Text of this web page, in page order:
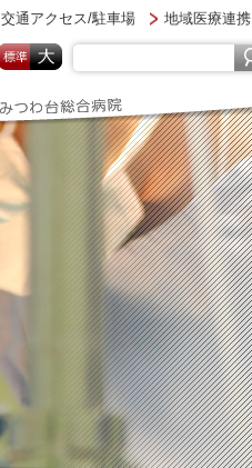
交通アクセス/駐車場 地域医療連携